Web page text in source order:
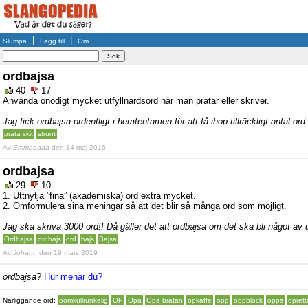
Slumpa Lägg till Om
ordbajsa
40
17
Använda onödigt mycket utfyllnardsord när man pratar eller skriver.
Jag fick ordbajsa ordentligt i hemtentamen för att få ihop tillräckligt antal ord.
prata skit
strunt
Av Emmaaaaa den 14 maj 2016
ordbajsa
29
10
1. Uttnytja ”fina” (akademiska) ord extra mycket.
2. Omformulera sina meningar så att det blir så många ord som möjligt.
Jag ska skriva 3000 ord!! Då gäller det att ordbajsa om det ska bli något av
Ordbajsa ordbajs ord bajs
Bajsa
Av Johann den 19 mars 2019
ordbajsa? Hur menar du?
Närliggande ord: oomkullrunkelig OP Opa Opa bratan opkaffe opp oppblock opps